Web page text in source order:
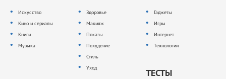
Искусство
Кино и сериалы
Книги
Музыка
Здоровье
Макияж
Показы
Похудение
Стиль
Уход
Гаджеты
Игры
Интернет
Технологии
ТЕСТЫ